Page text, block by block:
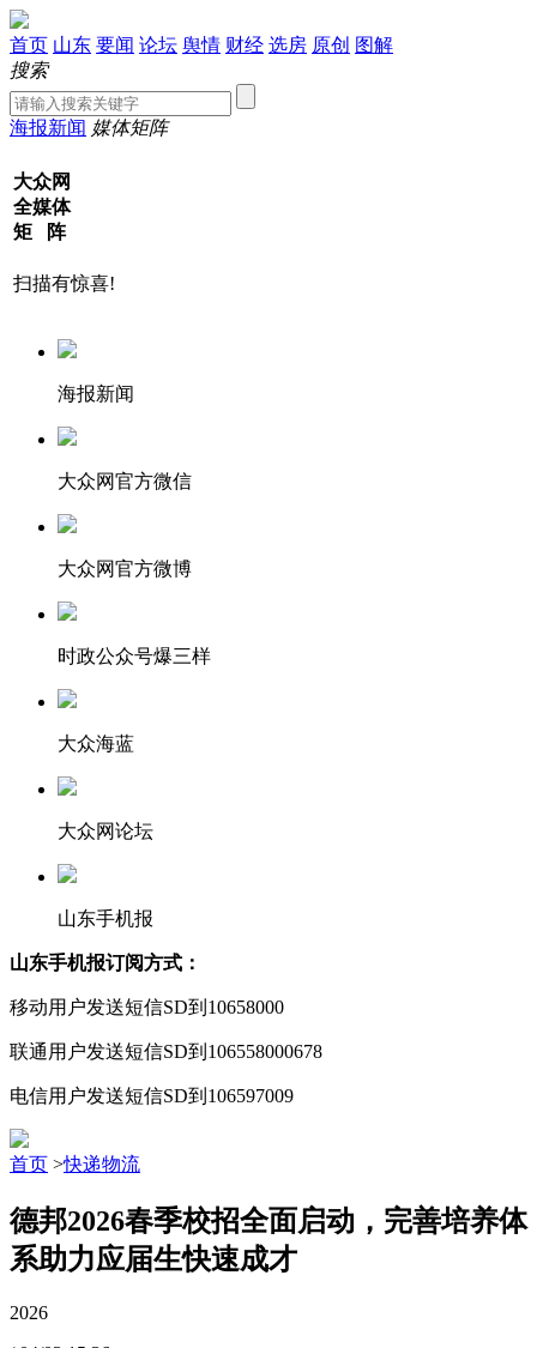
首页 山东 要闻 论坛 舆情 财经 选房 原创 图解
搜索
海报新闻 媒体矩阵
大众网
全媒体
矩 阵
扫描有惊喜!
海报新闻
大众网官方微信
大众网官方微博
时政公众号爆三样
大众海蓝
大众网论坛
山东手机报
山东手机报订阅方式：
移动用户发送短信SD到10658000
联通用户发送短信SD到106558000678
电信用户发送短信SD到106597009
首页 >快递物流
德邦2026春季校招全面启动，完善培养体
系助力应届生快速成才
2026